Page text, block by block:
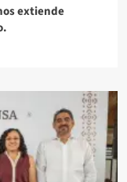
extiende